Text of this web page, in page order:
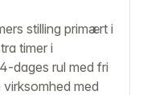
stilling primært i
timer i
dages rul med fri
med